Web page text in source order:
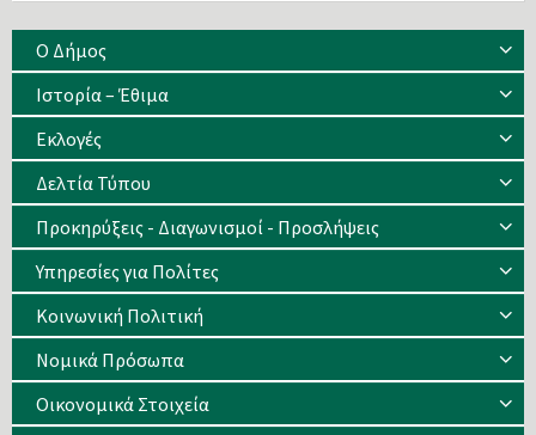
Ο Δήμος
Ιστορία – Έθιμα
Eκλογές
Δελτία Τύπου
Προκηρύξεις - Διαγωνισμοί - Προσλήψεις
Υπηρεσίες για Πολίτες
Κοινωνική Πολιτική
Νομικά Πρόσωπα
Οικονομικά Στοιχεία